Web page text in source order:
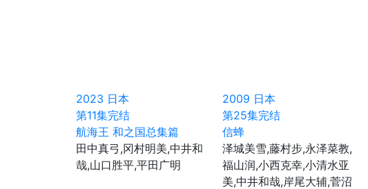
2023 日本
第11集完结
航海王 和之国总集篇
田中真弓,冈村明美,中井和
哉,山口胜平,平田广明
2009 日本
第25集完结
信蜂
泽城美雪,藤村步,永泽菜教,
福山润,小西克幸,小清水亚
美,中井和哉,岸尾大辅,菅沼